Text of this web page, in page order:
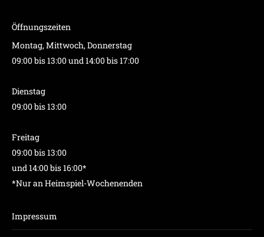
Öffnungszeiten
Montag, Mittwoch, Donnerstag
09:00 bis 13:00 und 14:00 bis 17:00
Dienstag
09:00 bis 13:00
Freitag
09:00 bis 13:00
und 14:00 bis 16:00*
*Nur an Heimspiel-Wochenenden
Impressum